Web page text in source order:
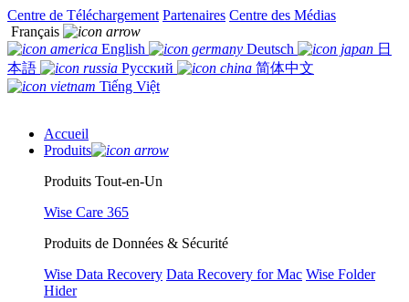
Centre de Téléchargement Partenaires Centre des Médias
Français
English
Deutsch
日
本語
Русский
简体中文
Tiếng Việt
Accueil
Produits
Produits Tout-en-Un
Wise Care 365
Produits de Données & Sécurité
Wise Data Recovery Data Recovery for Mac Wise Folder
Hider